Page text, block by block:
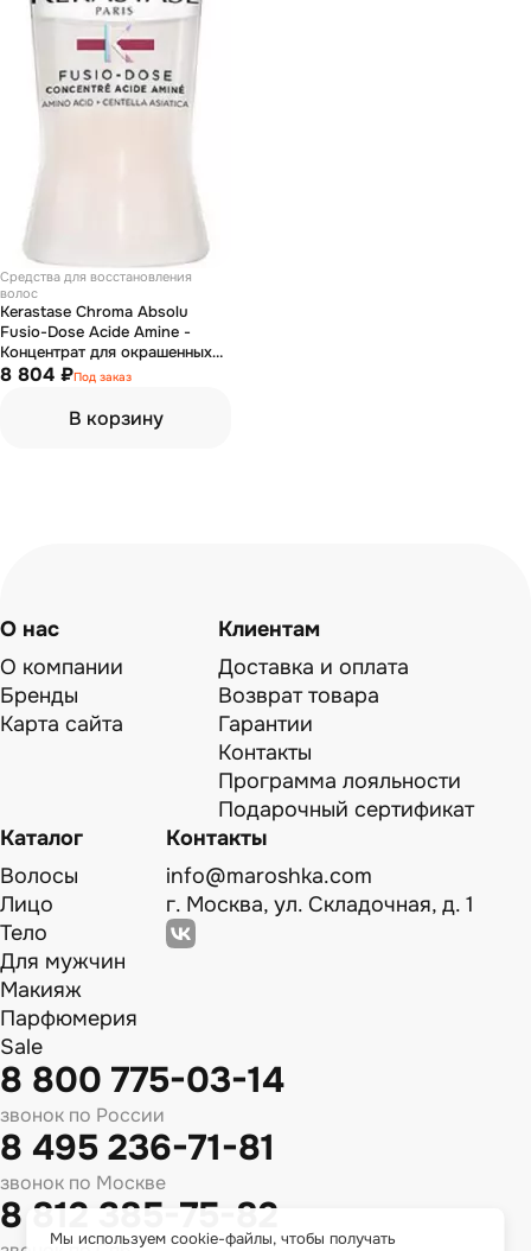
Средства для восстановления
волос
Kerastase Chroma Absolu
Fusio-Dose Acide Amine -
Концентрат для окрашенных
чувствительных или
8 804 ₽Под заказ
В корзину
О нас
О компании
Бренды
Карта сайта
Клиентам
Доставка и оплата
Возврат товара
Гарантии
Контакты
Программа лояльности
Подарочный сертификат
Каталог
Волосы
Лицо
Тело
Для мужчин
Макияж
Парфюмерия
Sale
Контакты
info@maroshka.com
г. Москва, ул. Складочная, д. 1
8 800 775-03-14
звонок по России
8 495 236-71-81
звонок по Москве
8 812 385-75-82
Мы используем cookie-файлы, чтобы получать